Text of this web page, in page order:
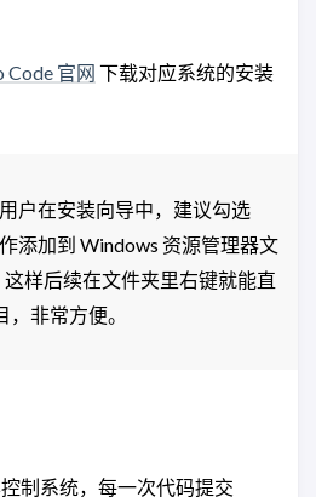
Code 官网 下载对应系统的安装
户在安装向导中，建议勾选
作添加到 Windows 资源管理器文
样后续在文件夹里右键就能直
，非常方便。
制系统，每一次代码提交